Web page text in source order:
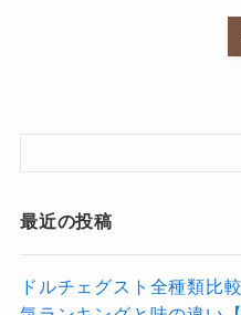
最近の投稿
ドルチェグスト全種類比